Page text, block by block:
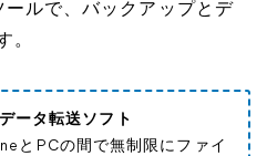
ルで、バックアップとデ
。
ータ転送ソフト
とPCの間で無制限にファイ